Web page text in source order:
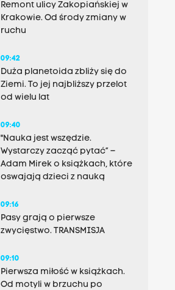
Remont ulicy Zakopiańskiej w
Krakowie. Od środy zmiany w
ruchu
09:42
Duża planetoida zbliży się do
Ziemi. To jej najbliższy przelot
od wielu lat
09:40
"Nauka jest wszędzie.
Wystarczy zacząć pytać” –
Adam Mirek o książkach, które
oswajają dzieci z nauką
09:16
Pasy grają o pierwsze
zwycięstwo. TRANSMISJA
09:10
Pierwsza miłość w książkach.
Od motyli w brzuchu po